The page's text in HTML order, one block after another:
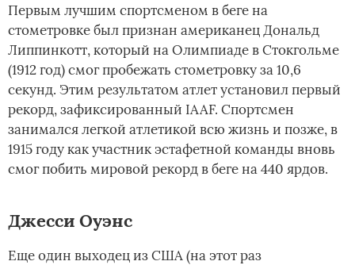
Первым лучшим спортсменом в беге на
стометровке был признан американец Дональд
Липпинкотт, который на Олимпиаде в Стокгольме
(1912 год) смог пробежать стометровку за 10,6
секунд. Этим результатом атлет установил первый
рекорд, зафиксированный IAAF. Спортсмен
занимался легкой атлетикой всю жизнь и позже, в
1915 году как участник эстафетной команды вновь
смог побить мировой рекорд в беге на 440 ярдов.
Джесси Оуэнс
Еще один выходец из США (на этот раз